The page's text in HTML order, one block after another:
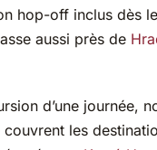
hop-off inclus dès
aussi près de
d’une journée,
couvrent les